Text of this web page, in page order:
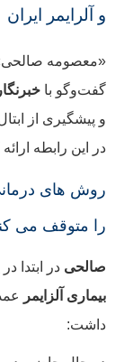
و آلرایمر ایران
«معصومه
گفت‌وگو با
و پیشگیری از
در این رابطه
روش های
را متوقف می
صالحی در ابتدا
بیماری آلزایمر
داشت: